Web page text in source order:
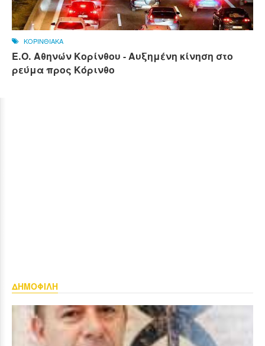
ΚΟΡΙΝΘΙΑΚΑ
Ε.Ο. Αθηνών Κορίνθου - Αυξημένη κίνηση στο
ρεύμα προς Κόρινθο
ΔΗΜΟΦΙΛΗ